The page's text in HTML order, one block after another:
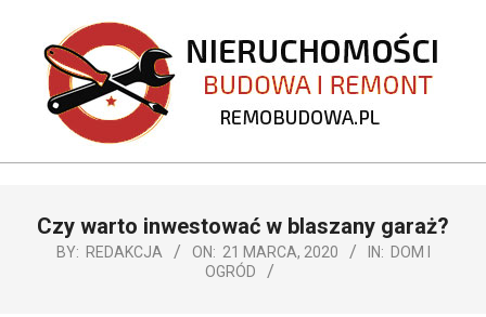
content
REMOBUDOWA.PL
NavigationCzy warto inwestować w blaszany garaż?
BY: REDAKCJA ON: 21 MARCA, 2020 IN: DOM I
OGRÓD